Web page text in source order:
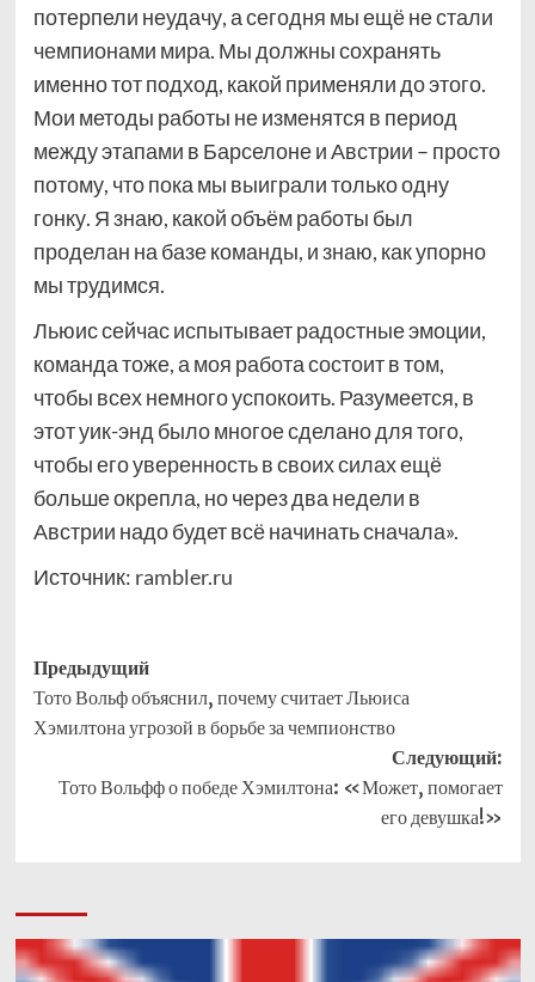
потерпели неудачу, а сегодня мы ещё не стали
чемпионами мира. Мы должны сохранять
именно тот подход, какой применяли до этого.
Мои методы работы не изменятся в период
между этапами в Барселоне и Австрии – просто
потому, что пока мы выиграли только одну
гонку. Я знаю, какой объём работы был
проделан на базе команды, и знаю, как упорно
мы трудимся.
Льюис сейчас испытывает радостные эмоции,
команда тоже, а моя работа состоит в том,
чтобы всех немного успокоить. Разумеется, в
этот уик-энд было многое сделано для того,
чтобы его уверенность в своих силах ещё
больше окрепла, но через два недели в
Австрии надо будет всё начинать сначала».
Источник: rambler.ru
Навигация
записи
Предыдущий
Тото Вольф объяснил, почему считает Льюиса
Хэмилтона угрозой в борьбе за чемпионство
Следующий:
Тото Вольфф о победе Хэмилтона: «Может, помогает
его девушка!»